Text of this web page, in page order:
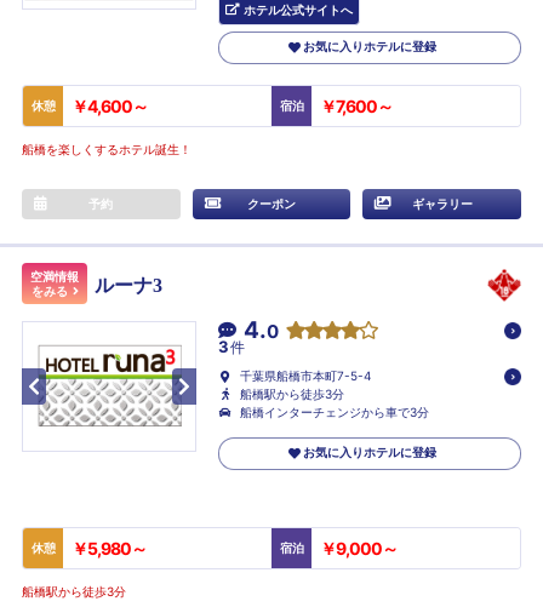
ホテル公式サイトへ
お気に入りホテルに登録
休憩 ￥4,600～ 宿泊 ￥7,600～
船橋を楽しくするホテル誕生！
予約 クーポン ギャラリー
空満情報
をみる
ルーナ3
4.0
3件
千葉県船橋市本町7-5-4
船橋駅から徒歩3分
船橋インターチェンジから車で3分
お気に入りホテルに登録
休憩 ￥5,980～ 宿泊 ￥9,000～
船橋駅から徒歩3分